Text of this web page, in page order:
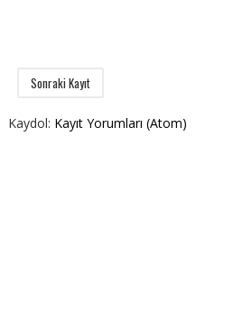
Sonraki Kayıt
Kaydol: Kayıt Yorumları (Atom)